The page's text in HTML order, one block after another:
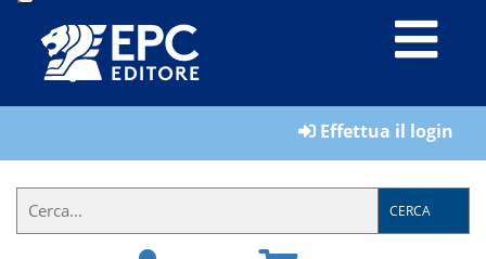
LIBRI
IL
FORMATORE
Effettua il login
CERCA